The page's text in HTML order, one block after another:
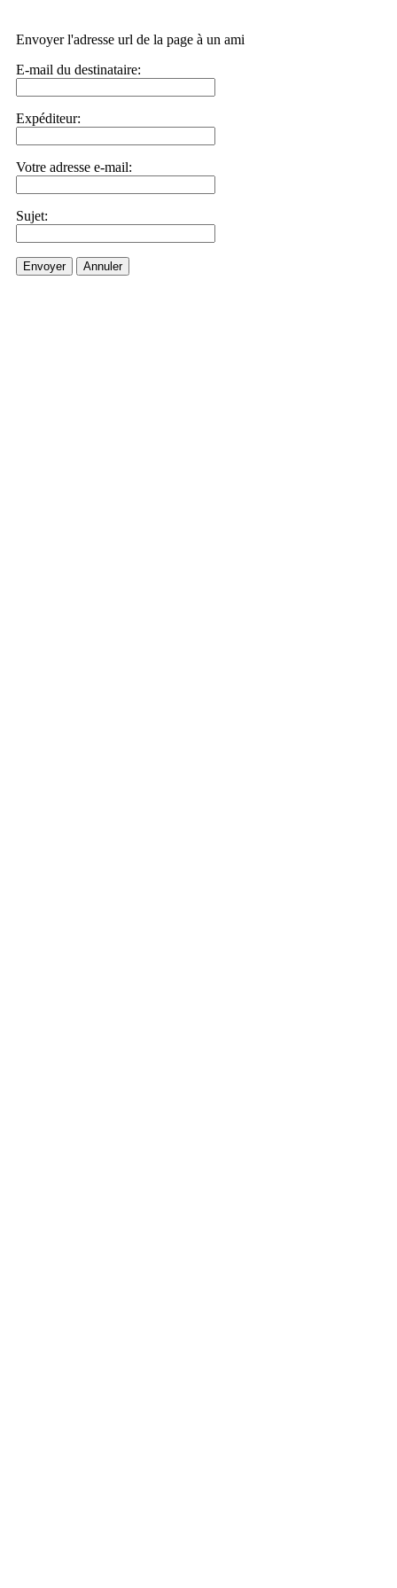
Envoyer l'adresse url de la page à un ami
E-mail du destinataire:
Expéditeur:
Votre adresse e-mail:
Sujet:
Envoyer Annuler